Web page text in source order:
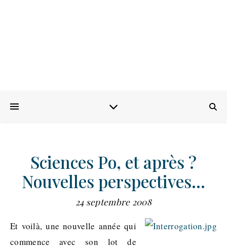
Sciences Po, et après ?
Nouvelles perspectives…
24 septembre 2008
Et voilà, une nouvelle année qui
commence avec son lot de